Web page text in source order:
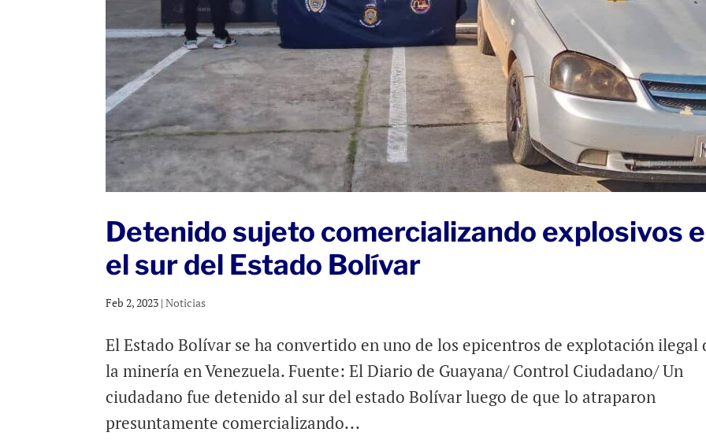
Detenido sujeto comercializando explosivos
el sur del Estado Bolívar
Feb 2, 2023 |Noticias
El Estado Bolívar se ha convertido en uno de los epicentros de explotación ilegal
la minería en Venezuela. Fuente: El Diario de Guayana/ Control Ciudadano/ Un
ciudadano fue detenido al sur del estado Bolívar luego de que lo atraparon
presuntamente comercializando...